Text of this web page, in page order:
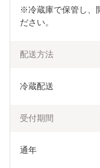
※冷蔵庫で保管し、
ださい。
配送方法
冷蔵配送
受付期間
通年